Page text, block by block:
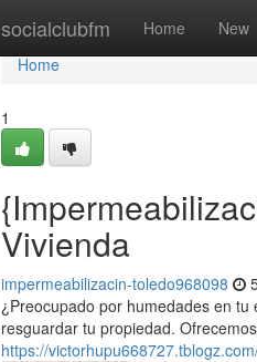
socialclubfm Home New
Home
Home
1
Vivienda
impermeabilizacin-toledo968098
¿Preocupado por humedades en
resguardar tu propiedad.
https://